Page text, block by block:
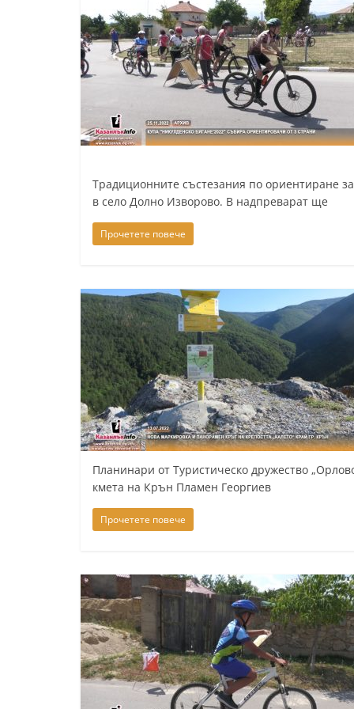
l
a
k
n
a
n
l
a
k
-
b
g
,
g
a
l
l
e
Традиционните състезания по ориентиране
в село Долно Изворово. В надпреварат ще
Прочетете повече
Планинари от Туристическо дружество
кмета на Крън Пламен Георгиев
Прочетете повече